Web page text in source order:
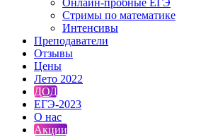
Онлайн-пробные ЕГЭ
Стримы по математике
Интенсивы
Преподаватели
Отзывы
Цены
Лето 2022
ДОД
ЕГЭ-2023
О нас
Акции